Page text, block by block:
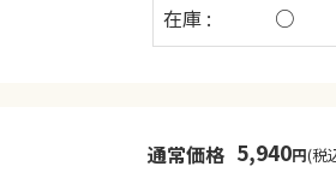
在庫 :
○
通常価格 5,940円(税